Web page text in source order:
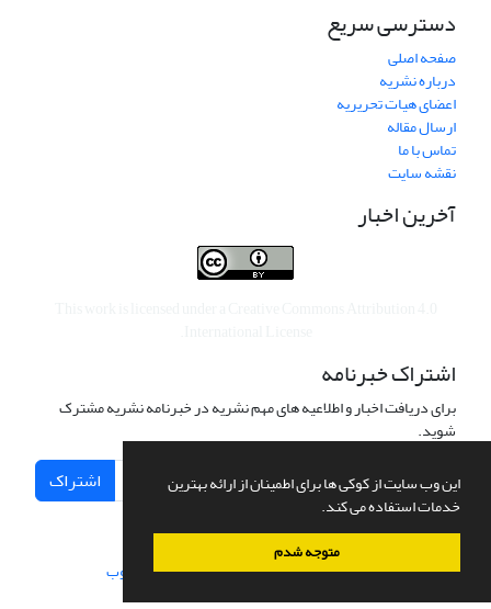
این وب سایت از کوکی ها برای اطمینان از ارائه بهترین
خدمات استفاده می کند.
متوجه شدم
دسترسی سریع
صفحه اصلی
درباره نشریه
اعضای هیات تحریریه
ارسال مقاله
تماس با ما
نقشه سایت
آخرین اخبار
اشتراک خبرنامه
برای دریافت اخبار و اطلاعیه های مهم نشریه در خبرنامه نشریه مشترک
شوید.
اشتراک
سامانه مدیریت نشریات علمی.طراحی و پیاده سازی از سیناوب